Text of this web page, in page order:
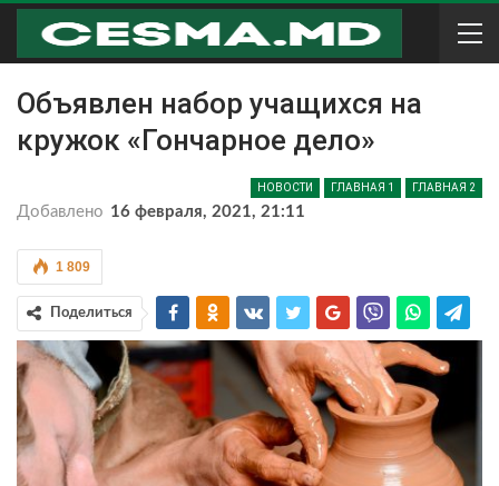
Объявлен набор учащихся на
кружок «Гончарное дело»
НОВОСТИ ГЛАВНАЯ 1 ГЛАВНАЯ 2
Добавлено 16 февраля, 2021, 21:11
1 809
Поделиться